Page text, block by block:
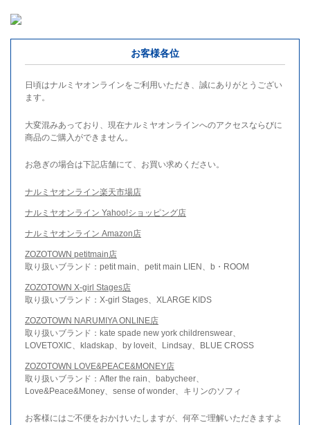
お客様各位
日頃はナルミヤオンラインをご利用いただき、誠にありがとうござい
ます。
大変混みあっており、現在ナルミヤオンラインへのアクセスならびに
商品のご購入ができません。
お急ぎの場合は下記店舗にて、お買い求めください。
ナルミヤオンライン楽天市場店
ナルミヤオンライン Yahoo!ショッピング店
ナルミヤオンライン Amazon店
ZOZOTOWN petitmain店
取り扱いブランド：petit main、petit main LIEN、b・ROOM
ZOZOTOWN X-girl Stages店
取り扱いブランド：X-girl Stages、XLARGE KIDS
ZOZOTOWN NARUMIYA ONLINE店
取り扱いブランド：kate spade new york childrenswear、
LOVETOXIC、kladskap、by loveit、Lindsay、BLUE CROSS
ZOZOTOWN LOVE&PEACE&MONEY店
取り扱いブランド：After the rain、babycheer、
Love&Peace&Money、sense of wonder、キリンのソフィ
お客様にはご不便をおかけいたしますが、何卒ご理解いただきますよ